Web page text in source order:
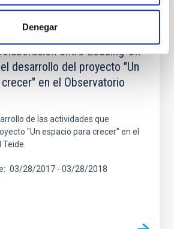
Denegar
entre Leading-On
desarrollo del proyecto "Un
en el Observatorio
de las actividades que
"Un espacio para crecer" en el
03/28/2017 - 03/28/2018